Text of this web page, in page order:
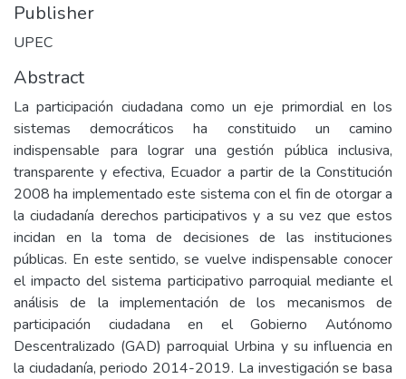
Publisher
UPEC
Abstract
La participación ciudadana como un eje primordial en los
sistemas democráticos ha constituido un camino
indispensable para lograr una gestión pública inclusiva,
transparente y efectiva, Ecuador a partir de la Constitución
2008 ha implementado este sistema con el fin de otorgar a
la ciudadanía derechos participativos y a su vez que estos
incidan en la toma de decisiones de las instituciones
públicas. En este sentido, se vuelve indispensable conocer
el impacto del sistema participativo parroquial mediante el
análisis de la implementación de los mecanismos de
participación ciudadana en el Gobierno Autónomo
Descentralizado (GAD) parroquial Urbina y su influencia en
la ciudadanía, periodo 2014-2019. La investigación se basa